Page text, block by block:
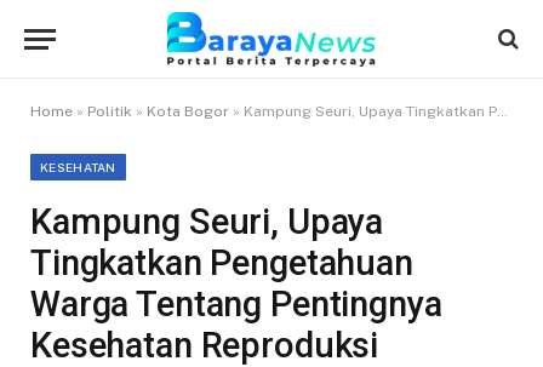
Home » Politik » Kota Bogor » Kampung Seuri, Upaya Tingkatkan Pengetahuan Warga Tentang Pentingnya Kesehatan Reproduksi
KESEHATAN
Kampung Seuri, Upaya
Tingkatkan Pengetahuan
Warga Tentang Pentingnya
Kesehatan Reproduksi